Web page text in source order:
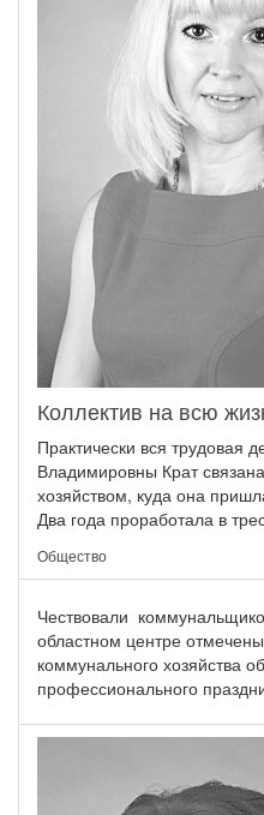
Коллектив на всю
Практически вся трудовая
Владимировны Крат
хозяйством, куда она
Два года проработала в
Общество
Чествовали
областном центре
коммунального хозяйства
профессионального